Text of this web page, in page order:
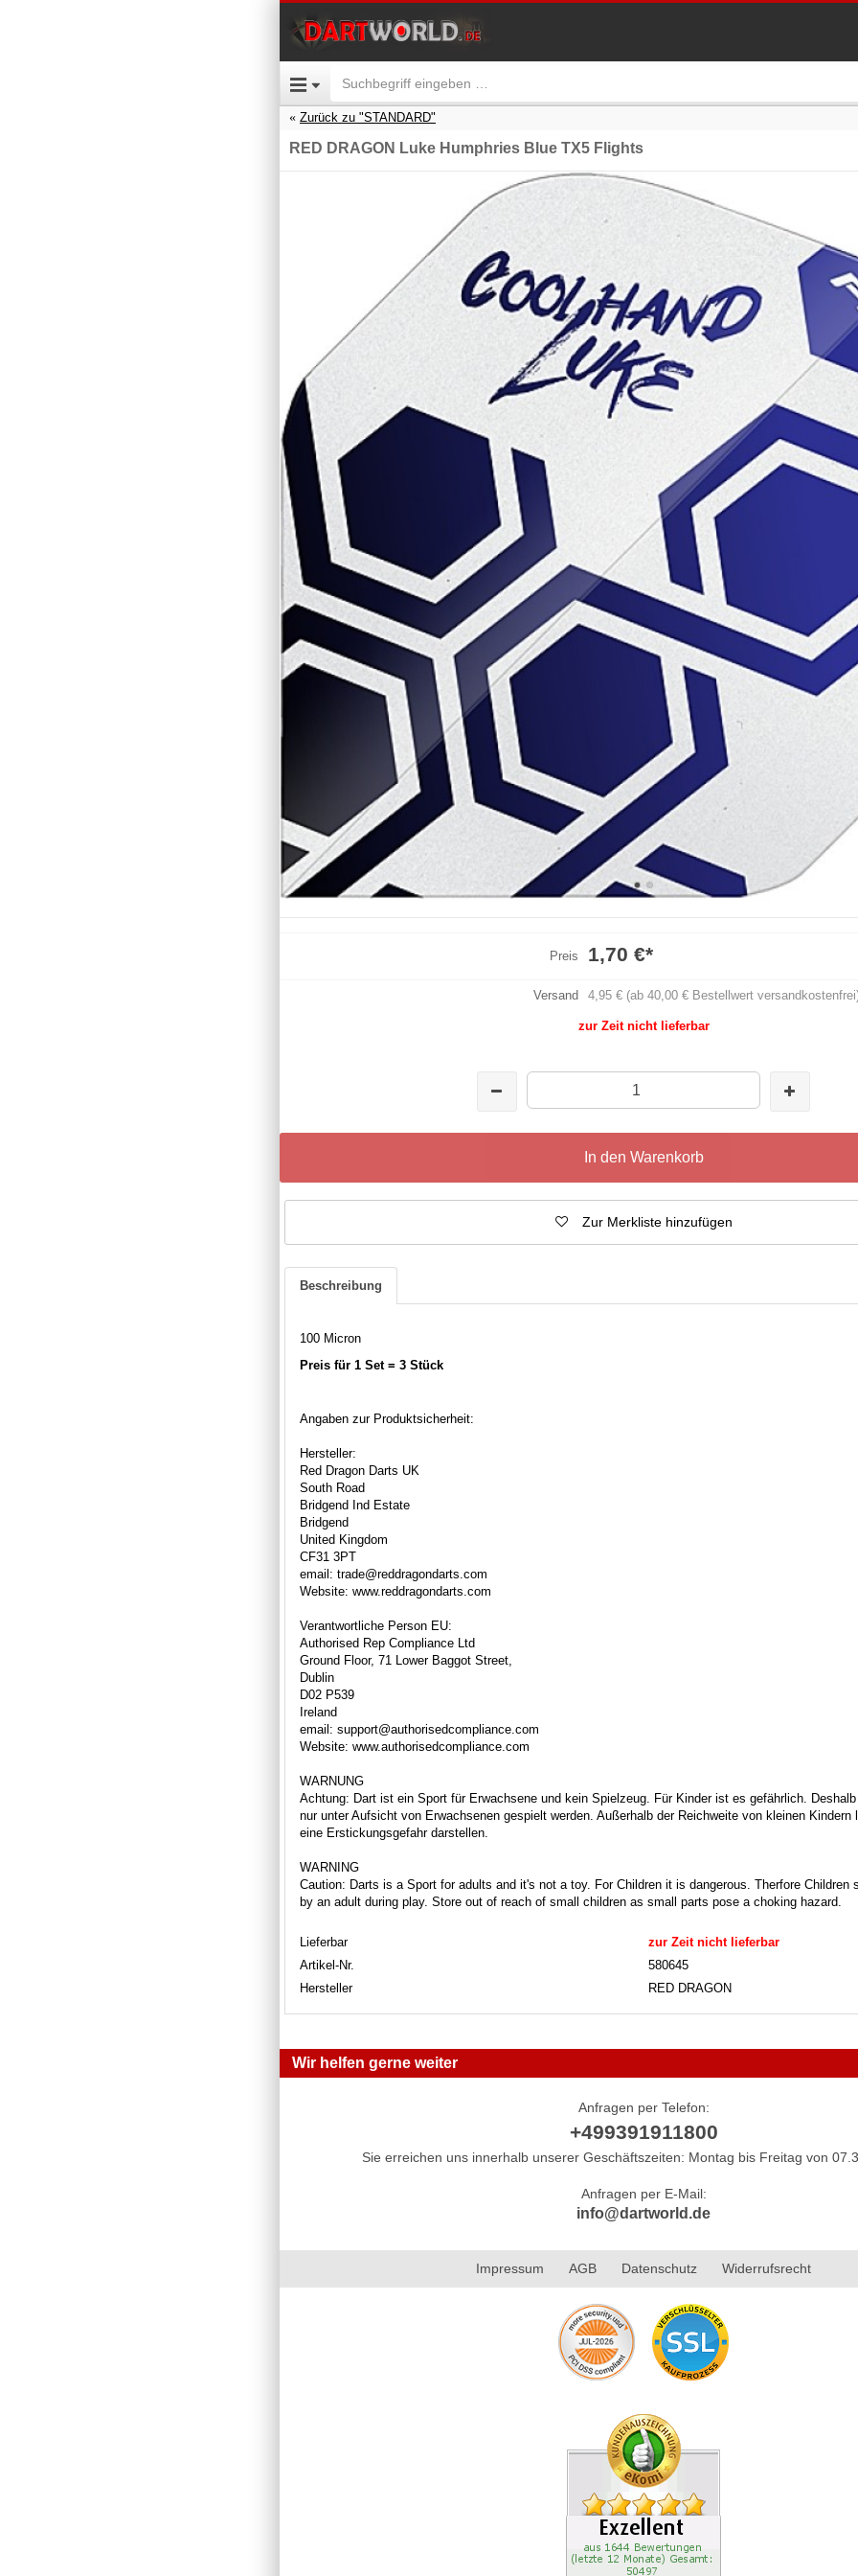
Zurück zu "STANDARD"
RED DRAGON Luke Humphries Blue TX5 Flights
Preis 1,70 €*
Versand 4,95 € (ab 40,00 € Bestellwert
zur Zeit nicht lieferbar
In den Warenkorb
Zur Merkliste hinzufügen
Beschreibung
100 Micron
Preis für 1 Set = 3 Stück
Angaben zur Produktsicherheit:
Hersteller:
Red Dragon Darts UK
South Road
Bridgend Ind Estate
Bridgend
United Kingdom
CF31 3PT
email: trade@reddragondarts.com
Website: www.reddragondarts.com
Verantwortliche Person EU:
Authorised Rep Compliance Ltd
Ground Floor, 71 Lower Baggot Street,
Dublin
D02 P539
Ireland
email: support@authorisedcompliance.com
Website: www.authorisedcompliance.com
WARNUNG
Achtung: Dart ist ein Sport für Erwachsene und kein Spielzeug. Für Kinder ist es gefährlich.
nur unter Aufsicht von Erwachsenen gespielt werden. Außerhalb der Reichweite von kleinen Kindern
eine Erstickungsgefahr darstellen.
WARNING
Caution: Darts is a Sport for adults and it's not a toy. For Children it is dangerous. Therfore Children
by an adult during play. Store out of reach of small children as small parts pose a choking hazard.
Lieferbar
zur Zeit nicht lieferbar
Artikel-Nr.
580645
Hersteller
RED DRAGON
Wir helfen gerne weiter
Anfragen per Telefon:
+499391911800
Sie erreichen uns innerhalb unserer Geschäftszeiten: Montag bis Freitag von
Anfragen per E-Mail:
info@dartworld.de
Impressum AGB Datenschutz Widerrufsrecht